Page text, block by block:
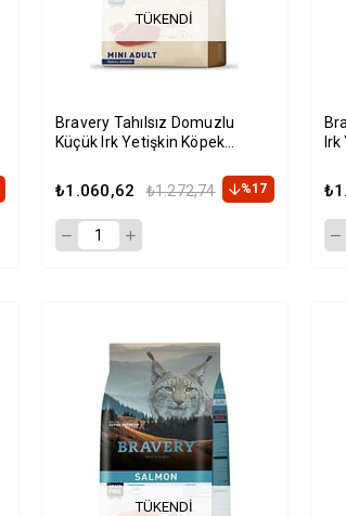
TÜKENDI
Bravery Tahılsız Domuzlu
Küçük Irk Yetişkin Köpek
₺1.060,62 ₺1.272,74 %17
TÜKENDI